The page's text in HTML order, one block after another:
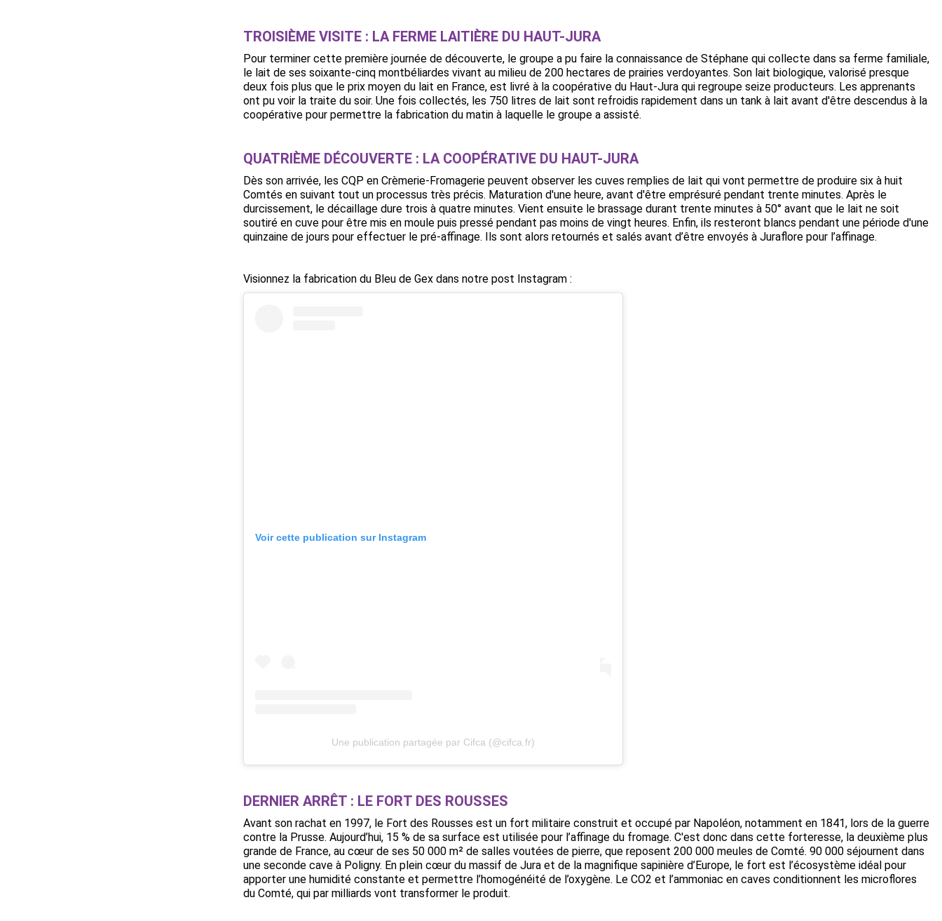
TROISIÈME VISITE : LA FERME LAITIÈRE DU HAUT-JURA
Pour terminer cette première journée de découverte, le groupe a pu faire la connaissance de Stéphane qui collecte dans sa ferme familiale,
le lait de ses soixante-cinq montbéliardes vivant au milieu de 200 hectares de prairies verdoyantes. Son lait biologique, valorisé presque
deux fois plus que le prix moyen du lait en France, est livré à la coopérative du Haut-Jura qui regroupe seize producteurs. Les apprenants
ont pu voir la traite du soir. Une fois collectés, les 750 litres de lait sont refroidis rapidement dans un tank à lait avant d'être descendus à la
coopérative pour permettre la fabrication du matin à laquelle le groupe a assisté.
QUATRIÈME DÉCOUVERTE : LA COOPÉRATIVE DU HAUT-JURA
Dès son arrivée, les CQP en Crèmerie-Fromagerie peuvent observer les cuves remplies de lait qui vont permettre de produire six à huit
Comtés en suivant tout un processus très précis. Maturation d'une heure, avant d'être emprésuré pendant trente minutes. Après le
durcissement, le décaillage dure trois à quatre minutes. Vient ensuite le brassage durant trente minutes à 50° avant que le lait ne soit
soutiré en cuve pour être mis en moule puis pressé pendant pas moins de vingt heures. Enfin, ils resteront blancs pendant une période d'une
quinzaine de jours pour effectuer le pré-affinage. Ils sont alors retournés et salés avant d’être envoyés à Juraflore pour l’affinage.
Visionnez la fabrication du Bleu de Gex dans notre post Instagram :
Voir cette publication sur Instagram
Une publication partagée par Cifca (@cifca.fr)
DERNIER ARRÊT : LE FORT DES ROUSSES
Avant son rachat en 1997, le Fort des Rousses est un fort militaire construit et occupé par Napoléon, notamment en 1841, lors de la guerre
contre la Prusse. Aujourd’hui, 15 % de sa surface est utilisée pour l’affinage du fromage. C'est donc dans cette forteresse, la deuxième plus
grande de France, au cœur de ses 50 000 m² de salles voutées de pierre, que reposent 200 000 meules de Comté. 90 000 séjournent dans
une seconde cave à Poligny. En plein cœur du massif de Jura et de la magnifique sapinière d’Europe, le fort est l’écosystème idéal pour
apporter une humidité constante et permettre l’homogénéité de l’oxygène. Le CO2 et l’ammoniac en caves conditionnent les microflores
du Comté, qui par milliards vont transformer le produit.